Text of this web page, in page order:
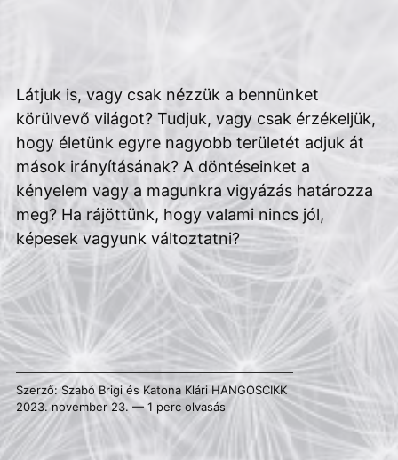
Látjuk is, vagy csak nézzük a bennünket
körülvevő világot? Tudjuk, vagy csak érzékeljük,
hogy életünk egyre nagyobb területét adjuk át
mások irányításának? A döntéseinket a
kényelem vagy a magunkra vigyázás határozza
meg? Ha rájöttünk, hogy valami nincs jól,
képesek vagyunk változtatni?
Szerző:Szabó Brigiés Katona Klári HANGOSCIKK
2023. november 23. — 1 perc olvasás